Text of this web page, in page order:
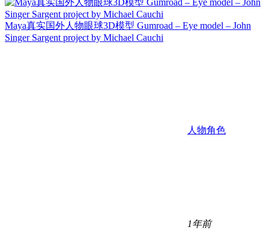
Maya真实国外人物眼球3D模型 Gumroad – Eye model – John
Singer Sargent project by Michael Cauchi
人物角色
1年前